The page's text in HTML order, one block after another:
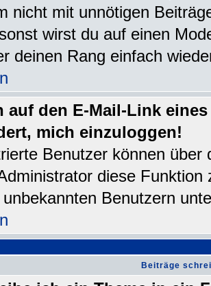
nicht mit unnötigen
wirst du auf einen
deinen Rang einfach
auf den E-Mail-Link
mich einzuloggen!
Benutzer können
diese
Benutzern
Beiträge